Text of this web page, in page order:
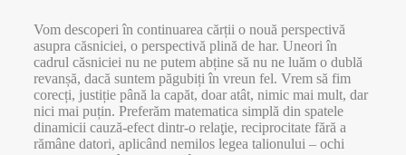
Vom descoperi în continuarea cărții o nouă perspectivă
asupra căsniciei, o perspectivă plină de har. Uneori în
cadrul căsniciei nu ne putem abține să nu ne luăm o dublă
revanșă, dacă suntem păgubiți în vreun fel. Vrem să fim
corecți, justiție până la capăt, doar atât, nimic mai mult, dar
nici mai puțin. Preferăm matematica simplă din spatele
dinamicii cauză-efect dintr-o relaţie, reciprocitate fără a
rămâne datori, aplicând nemilos legea talionului – ochi